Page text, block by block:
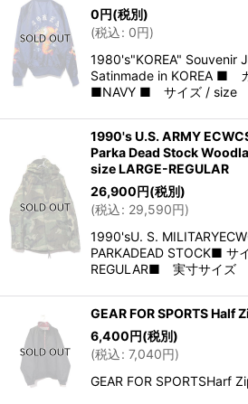
0円(税別)
(税込: 0円)
1980's"KOREA" Souvenir
Satinmade in KOREA ■
■NAVY ■ サイズ /
1990's U.S. ARMY
Parka Dead Stock
size LARGE-REGULAR
26,900円(税別)
(税込: 29,590円)
1990'sU. S.
PARKADEAD STOCK■ サ
REGULAR■ 実寸サイズ
GEAR FOR SPORTS Half
6,400円(税別)
(税込: 7,040円)
GEAR FOR SPORTSHarf